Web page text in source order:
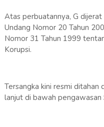
Atas perbuatannya, G
Undang Nomor 20 Tahun
Nomor 31 Tahun 1999
Korupsi.
Tersangka kini resmi ditahan
lanjut di bawah